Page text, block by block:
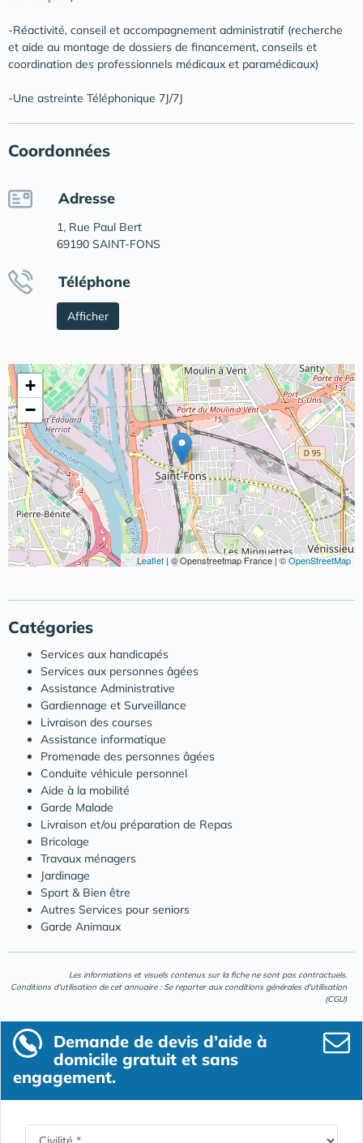
-Réactivité, conseil et accompagnement administratif (recherche
et aide au montage de dossiers de financement, conseils et
coordination des professionnels médicaux et paramédicaux)
-Une astreinte Téléphonique 7J/7J
Coordonnées
Adresse
1, Rue Paul Bert
69190 SAINT-FONS
Téléphone
Afficher
+
−
Leaflet | © Openstreetmap France | ©OpenStreetMap
Catégories
Services aux handicapés
Services aux personnes âgées
Assistance Administrative
Gardiennage et Surveillance
Livraison des courses
Assistance informatique
Promenade des personnes âgées
Conduite véhicule personnel
Aide à la mobilité
Garde Malade
Livraison et/ou préparation de Repas
Bricolage
Travaux ménagers
Jardinage
Sport & Bien être
Autres Services pour seniors
Garde Animaux
Les informations et visuels contenus sur la fiche ne sont pas contractuels.
Conditions d'utilisation de cet annuaire : Se reporter aux conditions générales d'utilisation
(CGU)
Demande de devis d’aide à
domicile gratuit et sans
engagement.